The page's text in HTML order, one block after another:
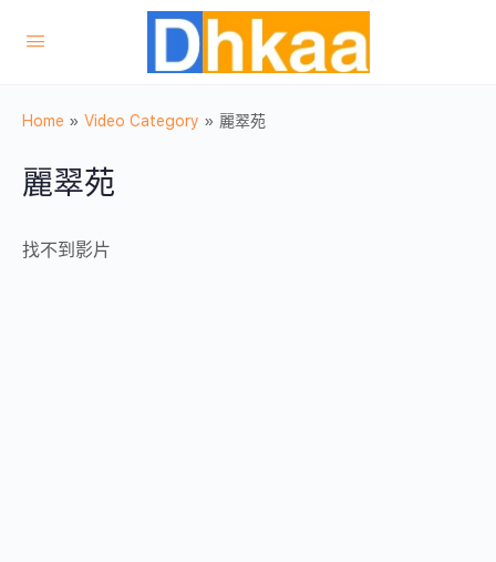
Home » Video Category » 麗翠苑
麗翠苑
找不到影片